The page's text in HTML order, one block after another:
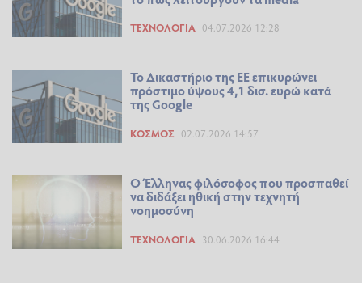
ΤΕΧΝΟΛΟΓΊΑ 04.07.2026 12:28
Το Δικαστήριο της ΕΕ επικυρώνει
πρόστιμο ύψους 4,1 δισ. ευρώ κατά
της Google
ΚΌΣΜΟΣ 02.07.2026 14:57
Ο Έλληνας φιλόσοφος που προσπαθεί
να διδάξει ηθική στην τεχνητή
νοημοσύνη
ΤΕΧΝΟΛΟΓΊΑ 30.06.2026 16:44